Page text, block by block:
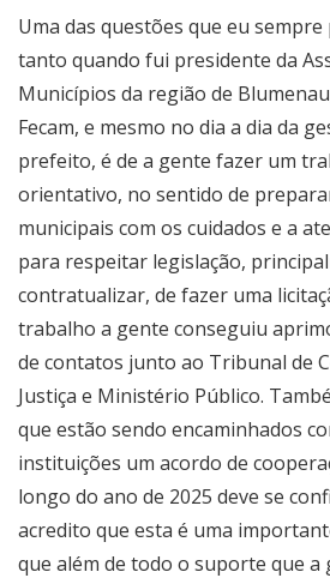
Uma das questões que eu
tanto quando fui presidente da
Municípios da região de
Fecam, e mesmo no dia a dia da
prefeito, é de a gente fazer um
orientativo, no sentido de
municipais com os cuidados e a
para respeitar legislação,
contratualizar, de fazer uma
trabalho a gente conseguiu
de contatos junto ao Tribunal de
Justiça e Ministério Público.
que estão sendo encaminhados
instituições um acordo de
longo do ano de 2025 deve se
acredito que esta é uma
que além de todo o suporte que a